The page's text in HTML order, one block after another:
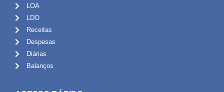
LOA
LDO
Receitas
Despesas
Diárias
Balanços